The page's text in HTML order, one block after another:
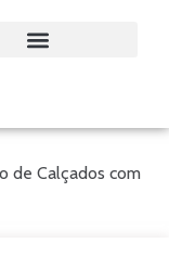
de Calçados com